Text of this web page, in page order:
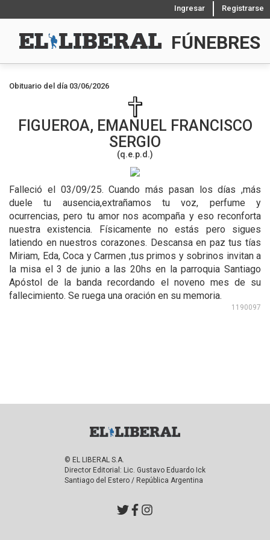
Ingresar Registrarse
FÚNEBRES
Obituario del día 03/06/2026
FIGUEROA, EMANUEL FRANCISCO
SERGIO
(q.e.p.d.)
Falleció el 03/09/25. Cuando más pasan los días ,más
duele tu ausencia,extrañamos tu voz, perfume y
ocurrencias, pero tu amor nos acompaña y eso reconforta
nuestra existencia. Físicamente no estás pero sigues
latiendo en nuestros corazones. Descansa en paz tus tías
Miriam, Eda, Coca y Carmen ,tus primos y sobrinos invitan a
la misa el 3 de junio a las 20hs en la parroquia Santiago
Apóstol de la banda recordando el noveno mes de su
fallecimiento. Se ruega una oración en su memoria.
1190097
© EL LIBERAL S.A.
Director Editorial: Lic. Gustavo Eduardo Ick
Santiago del Estero / República Argentina